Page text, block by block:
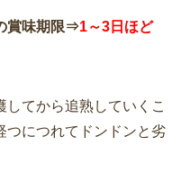
賞味期限⇒1～3日ほど
てから追熟していくこ
つにつれてドンドンと劣